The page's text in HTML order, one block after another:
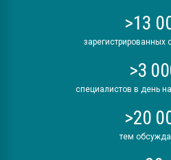
>13
зарегистрированных
>3
специалистов в день
>20
тем